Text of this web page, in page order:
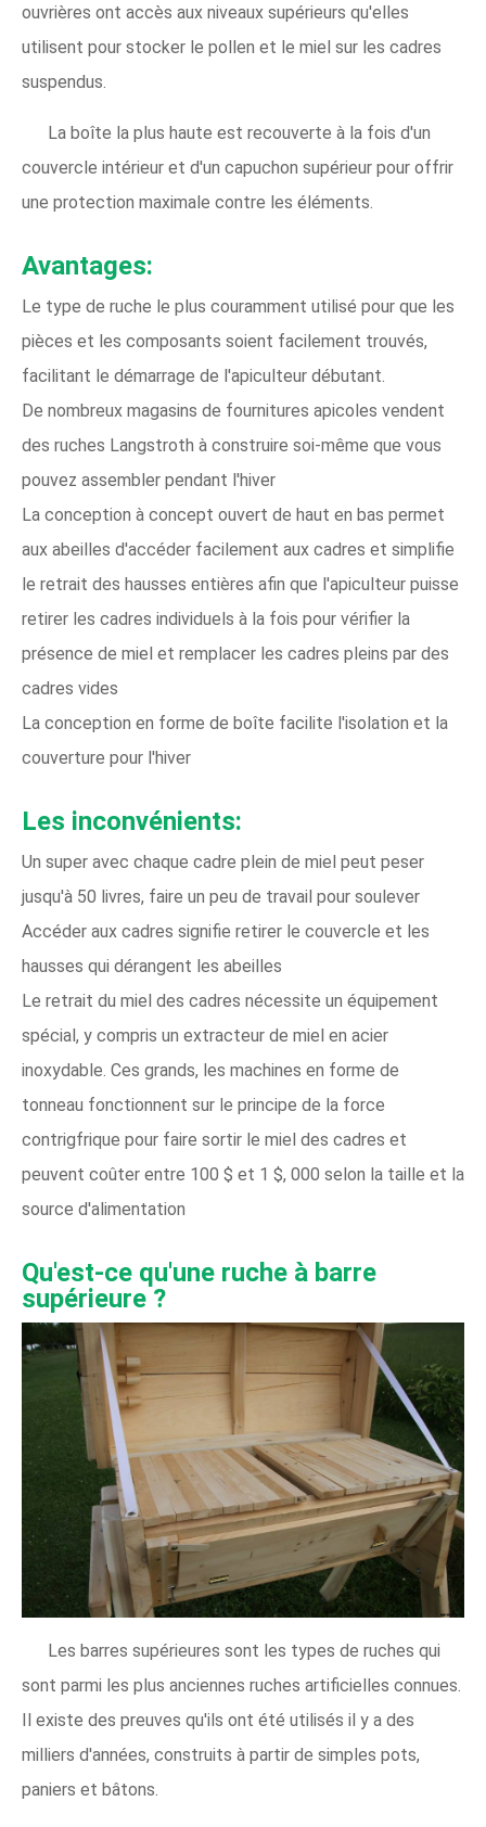
ouvrières ont accès aux niveaux supérieurs qu'elles
utilisent pour stocker le pollen et le miel sur les cadres
suspendus.
La boîte la plus haute est recouverte à la fois d'un
couvercle intérieur et d'un capuchon supérieur pour offrir
une protection maximale contre les éléments.
Avantages:
Le type de ruche le plus couramment utilisé pour que les
pièces et les composants soient facilement trouvés,
facilitant le démarrage de l'apiculteur débutant.
De nombreux magasins de fournitures apicoles vendent
des ruches Langstroth à construire soi-même que vous
pouvez assembler pendant l'hiver
La conception à concept ouvert de haut en bas permet
aux abeilles d'accéder facilement aux cadres et simplifie
le retrait des hausses entières afin que l'apiculteur puisse
retirer les cadres individuels à la fois pour vérifier la
présence de miel et remplacer les cadres pleins par des
cadres vides
La conception en forme de boîte facilite l'isolation et la
couverture pour l'hiver
Les inconvénients:
Un super avec chaque cadre plein de miel peut peser
jusqu'à 50 livres, faire un peu de travail pour soulever
Accéder aux cadres signifie retirer le couvercle et les
hausses qui dérangent les abeilles
Le retrait du miel des cadres nécessite un équipement
spécial, y compris un extracteur de miel en acier
inoxydable. Ces grands, les machines en forme de
tonneau fonctionnent sur le principe de la force
contrigfrique pour faire sortir le miel des cadres et
peuvent coûter entre 100 $ et 1 $, 000 selon la taille et la
source d'alimentation
Qu'est-ce qu'une ruche à barre
supérieure ?
Les barres supérieures sont les types de ruches qui
sont parmi les plus anciennes ruches artificielles connues.
Il existe des preuves qu'ils ont été utilisés il y a des
milliers d'années, construits à partir de simples pots,
paniers et bâtons.